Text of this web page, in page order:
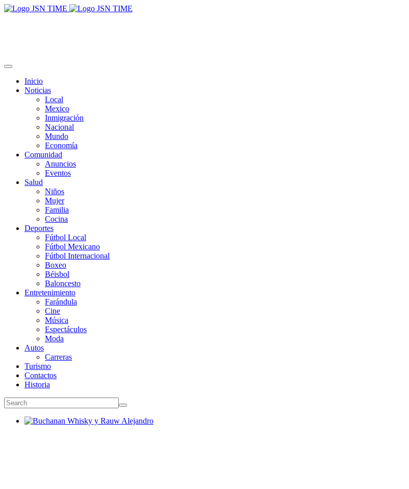
Inicio
Noticias
Local
Mexico
Inmigración
Nacional
Mundo
Economía
Comunidad
Anuncios
Eventos
Salud
Niños
Mujer
Familia
Cocina
Deportes
Fútbol Local
Fútbol Mexicano
Fútbol Internacional
Boxeo
Béisbol
Baloncesto
Entretenimiento
Farándula
Cine
Música
Espectáculos
Moda
Autos
Carreras
Turismo
Contactos
Historia